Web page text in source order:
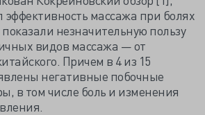
массажа при болях
незначительную пользу
видов массажа — от
Причем в 4 из 15
негативные побочные
в том числе боль и изменения